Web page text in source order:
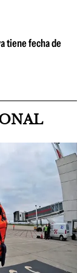
tiene fecha de